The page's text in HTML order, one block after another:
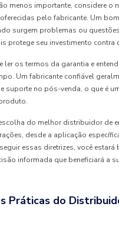
menos importante, considere o
pelo fabricante. Um
surgem problemas ou
protege seu investimento contra
ler os termos da garantia e
Um fabricante confiável
suporte no pós-venda, o que é
do melhor distribuidor de
desde a aplicação
essas diretrizes, você estará
informada que beneficiará a
Práticas do